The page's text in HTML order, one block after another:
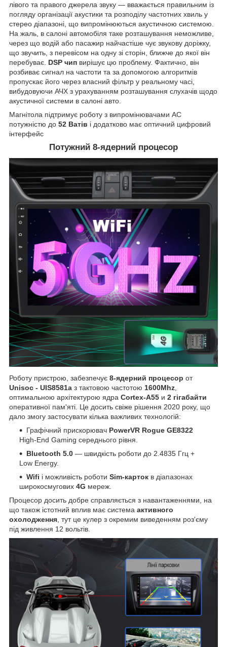
лівого та правого джерела звуку — вважається правильним із
погляду організації акустики та розподілу частотних хвиль у
стерео діапазоні, що випромінюються акустичною системою.
На жаль, в салоні автомобіля таке розташування неможливе,
через що водій або пасажир найчастіше чує звукову доріжку,
що звучить, з перевісом на одну зі сторін, ближче до якої він
перебуває. DSP чип вирішує цю проблему. Фактично, він
розбиває сигнал на частоти та за допомогою алгоритмів
пропускає його через власний фільтр у реальному часі,
вибудовуючи АЧХ з урахуванням розташування слухачів щодо
акустичної системи в салоні авто.
Магнітола підтримує роботу з випромінювачами АС
потужністю до 52 Ватів і додатково має оптичний цифровий
інтерфейс
Потужний 8-ядерний процесор
Роботу пристрою, забезпечує 8-ядерний процесор от
Unisoc - UIS8581a з тактовою частотою 1600Mhz
оптимальною архітектурою ядра Cortex-A55 и 2 гігабайти
оперативної пам'яті. Це досить свіже рішення 2020 року, що
дало змогу застосувати кілька важливих технологій:
Графічний прискорювач PowerVR Rogue GE8322
High-End Gaming середнього рівня.
Bluetooth 5.0 — швидкість роботи до 2.4835 Ггц +
Low Energy.
Wifi і можливість роботи Sim-карток в діапазонах
широкосмугових 4G мереж.
Процесор досить добре справляється з навантаженнями, на
що також істотний вплив має система активного
охолодження , тут це кулер з окремим виведенням роз'єму
під живлення 12 вольтів.